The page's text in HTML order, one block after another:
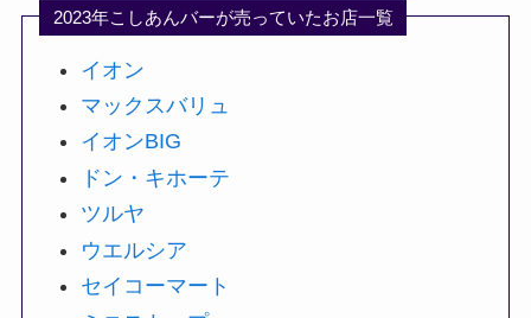
2023年こしあんバーが売っていたお店一覧
イオン
マックスバリュ
イオンBIG
ドン・キホーテ
ツルヤ
ウエルシア
セイコーマート